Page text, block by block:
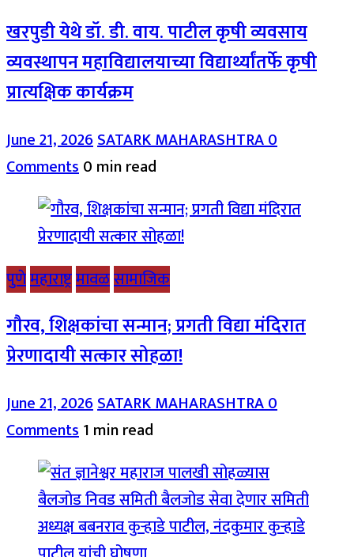
खरपुडी येथे डॉ. डी. वाय. पाटील कृषी व्यवसाय
व्यवस्थापन महाविद्यालयाच्या विद्यार्थ्यांतर्फे कृषी
प्रात्यक्षिक कार्यक्रम
June 21, 2026SATARK MAHARASHTRA0
Comments0 min read
पुणेमहाराष्ट्रमावळसामाजिक
गौरव, शिक्षकांचा सन्मान; प्रगती विद्या मंदिरात
प्रेरणादायी सत्कार सोहळा!
June 21, 2026SATARK MAHARASHTRA0
Comments1 min read